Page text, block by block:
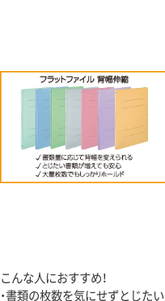
こんな人におすすめ！
・書類の枚数を気にせずとじたい